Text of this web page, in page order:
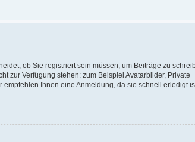
ob Sie registriert sein müssen, um Beiträge zu
zur Verfügung stehen: zum Beispiel Avatarbilder, Private
Ihnen eine Anmeldung, da sie schnell erledigt